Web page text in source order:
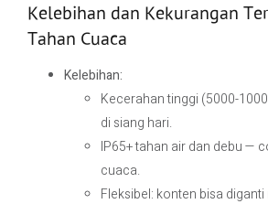
Kelebihan dan Kekurangan
Tahan Cuaca
Kelebihan:
Kecerahan tinggi (5000-
di siang hari.
IP65+ tahan air dan debu —
cuaca.
Fleksibel: konten bisa